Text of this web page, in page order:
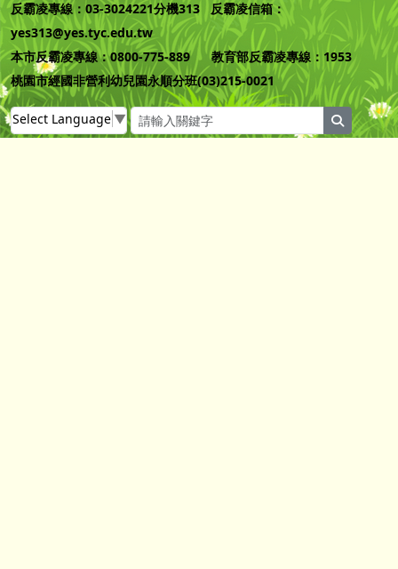
反霸凌專線：03-3024221分機313 反霸凌信箱：
yes313@yes.tyc.edu.tw
本市反霸凌專線：0800-775-889 教育部反霸凌專線：1953
桃園市經國非營利幼兒園永順分班(03)215-0021
Select Language ▼ search